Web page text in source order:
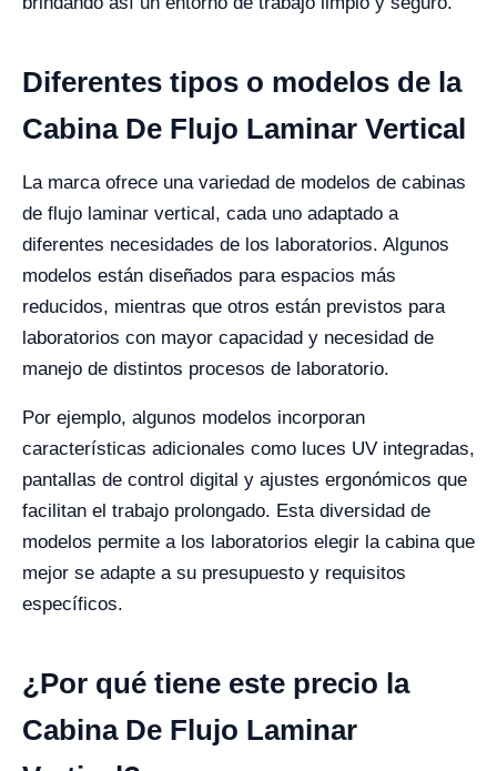
Diferentes tipos o modelos de la
Cabina De Flujo Laminar Vertical
La marca ofrece una variedad de modelos de cabinas
de flujo laminar vertical, cada uno adaptado a
diferentes necesidades de los laboratorios. Algunos
modelos están diseñados para espacios más
reducidos, mientras que otros están previstos para
laboratorios con mayor capacidad y necesidad de
manejo de distintos procesos de laboratorio.
Por ejemplo, algunos modelos incorporan
características adicionales como luces UV integradas,
pantallas de control digital y ajustes ergonómicos que
facilitan el trabajo prolongado. Esta diversidad de
modelos permite a los laboratorios elegir la cabina que
mejor se adapte a su presupuesto y requisitos
específicos.
¿Por qué tiene este precio la
Cabina De Flujo Laminar